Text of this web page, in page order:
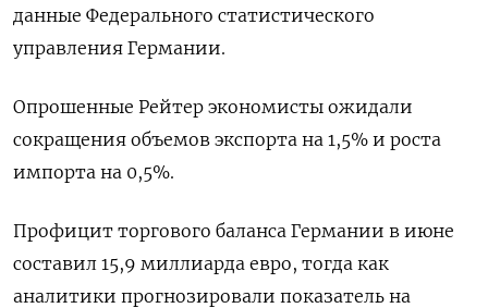
данные Федерального статистического
управления Германии.
Опрошенные Рейтер экономисты ожидали
сокращения объемов экспорта на 1,5% и роста
импорта на 0,5%.
Профицит торгового баланса Германии в июне
составил 15,9 миллиарда евро, тогда как
аналитики прогнозировали показатель на